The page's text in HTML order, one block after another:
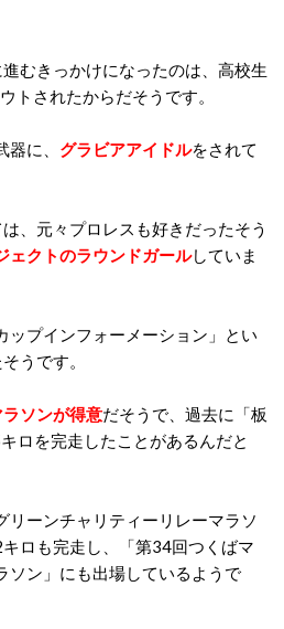
むきっかけになったのは、高校生
トされたからだそうです。
器に、 グラビアアイドルをされて
、元々プロレスも好きだったそう
ェクトのラウンドガールしていま
ップインフォーメーション」とい
うです。
ラソンが得意だそうで、過去に「板
ロを完走したことがあるんだと
リーンチャリティーリレーマラソ
ロも完走し、「第34回つくばマ
ソン」にも出場しているようで